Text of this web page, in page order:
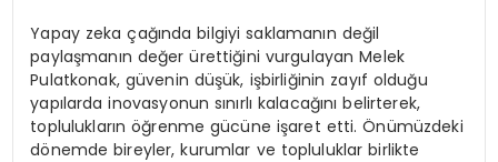
Yapay zeka çağında bilgiyi saklamanın değil
paylaşmanın değer ürettiğini vurgulayan Melek
Pulatkonak, güvenin düşük, işbirliğinin zayıf olduğu
yapılarda inovasyonun sınırlı kalacağını belirterek,
toplulukların öğrenme gücüne işaret etti. Önümüzdeki
dönemde bireyler, kurumlar ve topluluklar birlikte